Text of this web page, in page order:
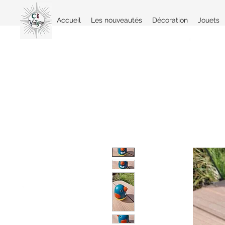
Accueil Les nouveautés Décoration Jouets